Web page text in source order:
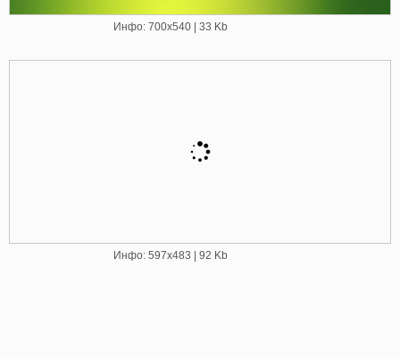
Инфо: 700х540 | 33 Kb
Инфо: 597х483 | 92 Kb